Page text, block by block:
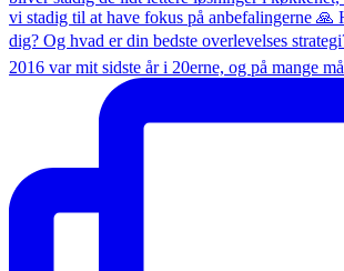
2016 var mit sidste år i 20erne, og på mange må